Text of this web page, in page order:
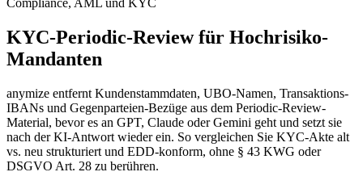
Compliance, AML und KYC
KYC-Periodic-Review für Hochrisiko-
Mandanten
anymize entfernt Kundenstammdaten, UBO-Namen, Transaktions-
IBANs und Gegenparteien-Bezüge aus dem Periodic-Review-
Material, bevor es an GPT, Claude oder Gemini geht und setzt sie
nach der KI-Antwort wieder ein. So vergleichen Sie KYC-Akte alt
vs. neu strukturiert und EDD-konform, ohne § 43 KWG oder
DSGVO Art. 28 zu berühren.